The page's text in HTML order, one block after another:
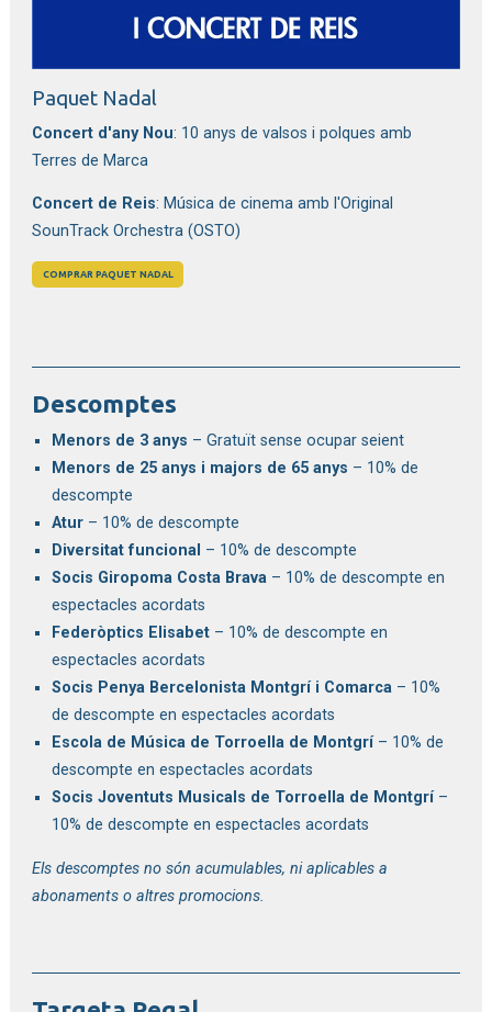
Paquet Nadal
Concert d'any Nou: 10 anys de valsos i polques amb
Terres de Marca
Concert de Reis: Música de cinema amb l'Original
SounTrack Orchestra (OSTO)
COMPRAR PAQUET NADAL
Descomptes
Menors de 3 anys – Gratuït sense ocupar seient
Menors de 25 anys i majors de 65 anys – 10% de
descompte
Atur – 10% de descompte
Diversitat funcional – 10% de descompte
Socis Giropoma Costa Brava – 10% de descompte en
espectacles acordats
Federòptics Elisabet – 10% de descompte en
espectacles acordats
Socis Penya Bercelonista Montgrí i Comarca – 10%
de descompte en espectacles acordats
Escola de Música de Torroella de Montgrí– 10% de
descompte en espectacles acordats
Socis Joventuts Musicals de Torroella de Montgrí –
10% de descompte en espectacles acordats
Els descomptes no són acumulables, ni aplicables a
abonaments o altres promocions.